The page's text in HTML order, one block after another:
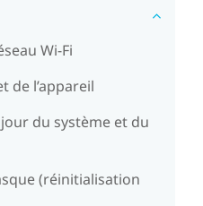
Wi-Fi
de l’appareil
du système et du
(réinitialisation